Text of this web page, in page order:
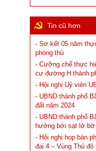
Tin cũ hơn
- Sơ kết 05 năm
phòng thủ
- Cưỡng chế thực
cư đường H thành
- Hội nghị Uỷ viên
- UBND thành phố
đất năm 2024
- UBND thành phố
hưởng bởi sạt lở bờ
- Hội nghị họp bàn
đai 4 – Vùng Thủ đô